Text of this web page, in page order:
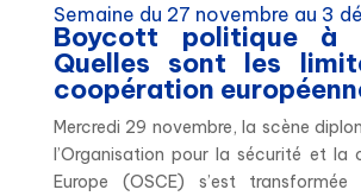
Semaine du 27 novembre au 3
Boycott politique à
Quelles sont les
coopération
Mercredi 29 novembre, la scène
l’Organisation pour la sécurité et la
Europe (OSCE) s’est